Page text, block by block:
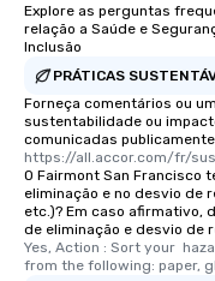
Explore as perguntas
relação a Saúde e
Inclusão
PRÁTICAS
Forneça comentários ou
sustentabilidade ou
comunicadas
https://all.accor.com/fr/
O Fairmont San Francisco
eliminação e no desvio de
etc.)? Em caso afirmativo,
de eliminação e desvio de
Yes, Action : Sort your
from the following: paper,